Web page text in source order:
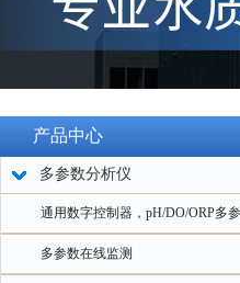
产品中心
多参数分析仪
通用数字控制器，pH/DO/ORP多
多参数在线监测